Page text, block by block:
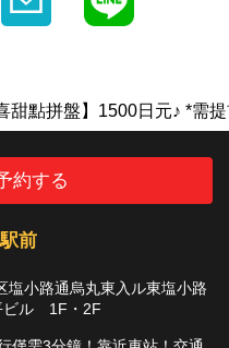
甜點拼盤】1500日元♪ *需
約する
前
塩小路通烏丸東入ル東塩小路
ル 1F・2F